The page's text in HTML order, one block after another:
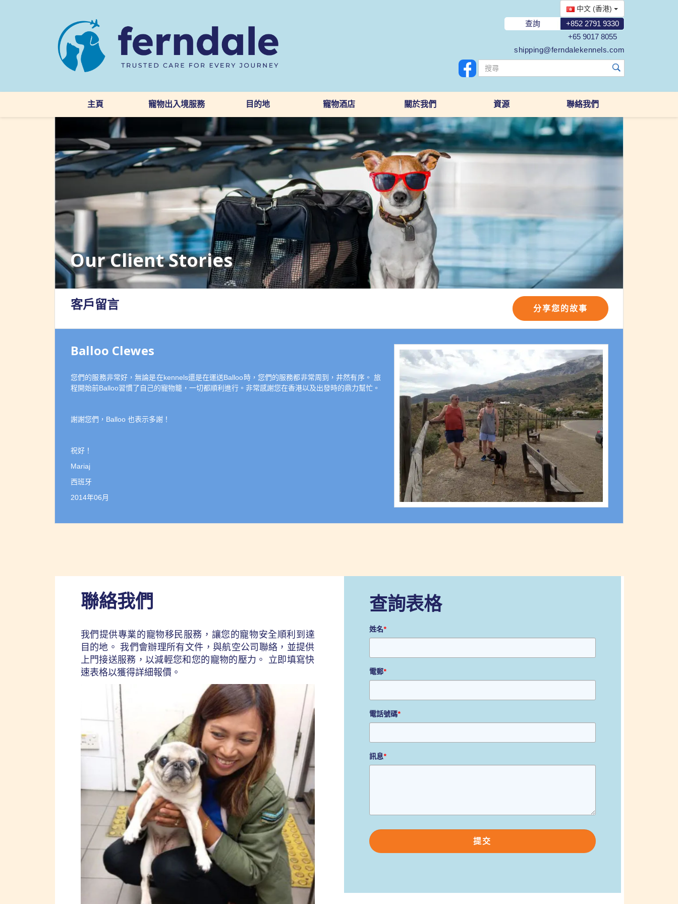
中文 (香港)
查詢
+852 2791 9330
+65 9017 8055
shipping@ferndalekennels.com
主頁 寵物出入境服務 目的地 寵物酒店 關於我們 資源 聯絡我們
Our Client Stories
客戶留言 分享您的故事
Balloo Clewes
您們的服務非常好，無論是在kennels還是在運送Balloo時，您們的服務都非常周到，井然有序。 旅
程開始前Balloo習慣了自己的寵物籠，一切都順利進行。非常感謝您在香港以及出發時的鼎力幫忙。
謝謝您們，Balloo 也表示多謝！
祝好！
Mariaj
西班牙
2014年06月
聯絡我們
我們提供專業的寵物移民服務，讓您的寵物安全順利到達
目的地。 我們會辦理所有文件，與航空公司聯絡，並提供
上門接送服務，以減輕您和您的寵物的壓力。 立即填寫快
速表格以獲得詳細報價。
查詢表格
姓名*
電郵*
電話號碼*
訊息*
leave
this
field